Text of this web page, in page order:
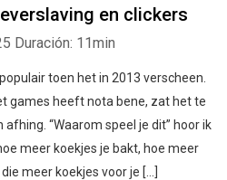
en clickers
Duración: 11min
toen het in 2013 verscheen.
games heeft nota bene, zat het te
“Waarom speel je dit” hoor ik
meer koekjes je bakt, hoe meer
meer koekjes voor je […]